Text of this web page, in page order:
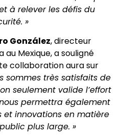
à relever les défis du
»
González, directeur
Mexique, a souligné
collaboration aura sur
sommes très satisfaits de
seulement valide l’effort
permettra également
et innovations en matière
plus large. »